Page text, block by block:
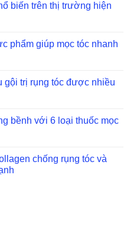
biến trên thị trường hiện
phẩm giúp mọc tóc nhanh
gội trị rụng tóc được nhiều
bềnh với 6 loại thuốc mọc
chống rụng tóc và